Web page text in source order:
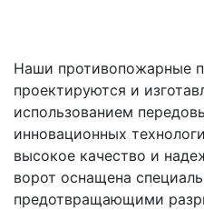
Наши противопожарные
проектируются и
использованием
инновационных
высокое качество и
ворот оснащена
предотвращающими